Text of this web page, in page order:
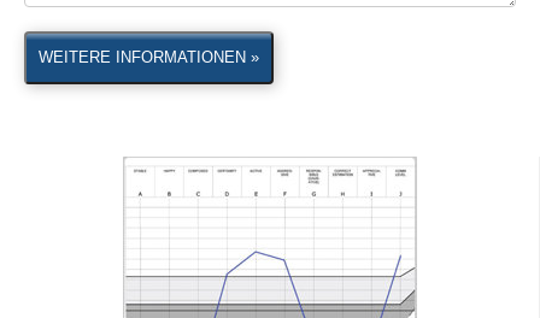
WEITERE INFORMATIONEN »